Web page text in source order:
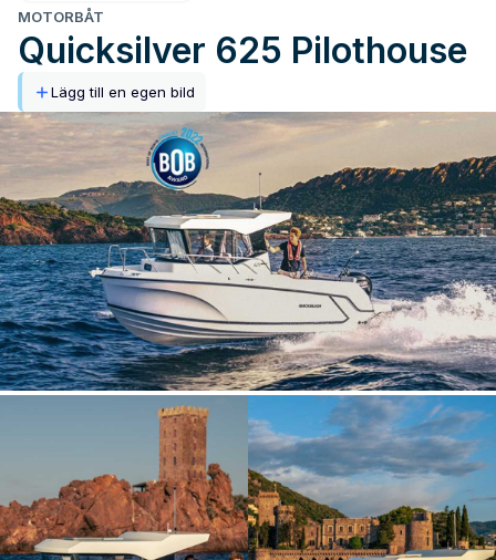
MOTORBÅT
Quicksilver 625 Pilothouse
Lägg till en egen bild